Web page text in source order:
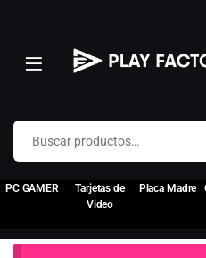
Buscar por:
PC GAMER
Tarjetas de
Video
Placa Madre